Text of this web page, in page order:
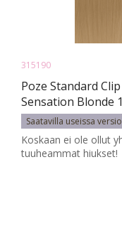
315190
Poze Standard
Sensation Blonde
Saatavilla useissa
Koskaan ei ole ollut
tuuheammat